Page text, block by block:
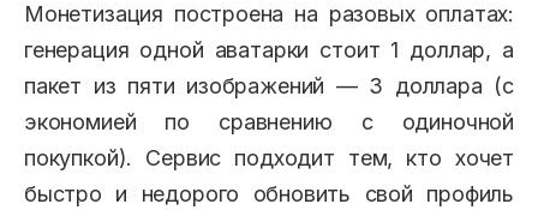
Монетизация построена на разовых оплатах:
генерация одной аватарки стоит 1 доллар, а
пакет из пяти изображений — 3 доллара (с
экономией по сравнению с одиночной
покупкой). Сервис подходит тем, кто хочет
быстро и недорого обновить свой профиль